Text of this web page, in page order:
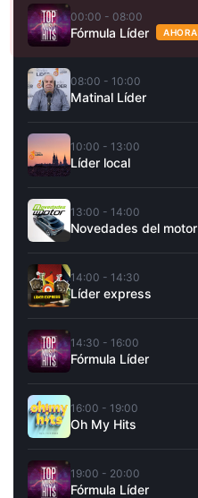
00:00 - 08:00
Fórmula Líder AHORA
08:00 - 10:00
Matinal Líder
10:00 - 13:00
Líder local
13:00 - 14:00
Novedades del motor
14:00 - 14:30
Líder express
14:30 - 16:00
Fórmula Líder
16:00 - 19:00
Oh My Hits
19:00 - 20:00
Fórmula Líder